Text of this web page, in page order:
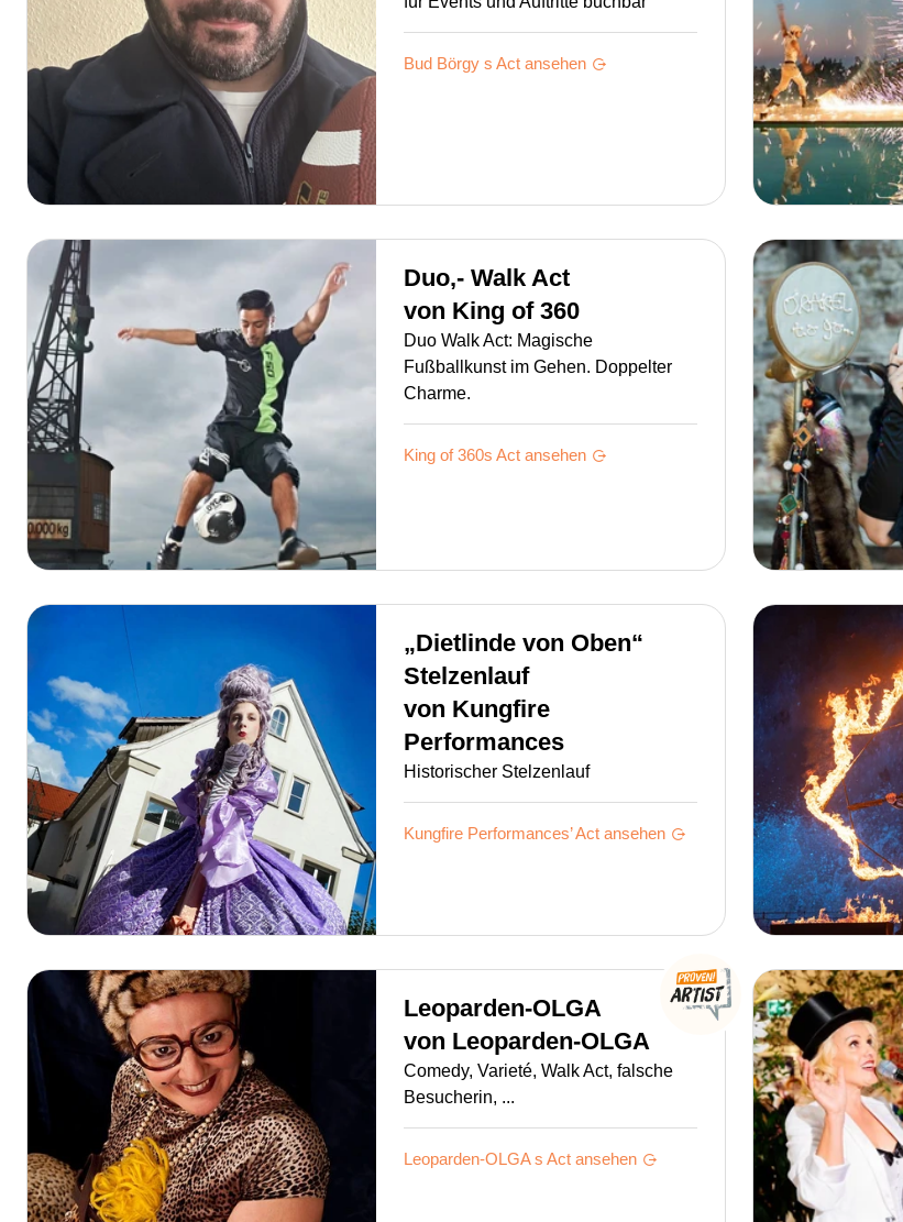
Bud Börgy s Act ansehen
Duo,- Walk Act
von King of 360
Duo Walk Act: Magische
Fußballkunst im Gehen. Doppelter
Charme.
King of 360s Act ansehen
„Dietlinde von Oben“
Stelzenlauf
von Kungfire
Performances
Historischer Stelzenlauf
Kungfire Performances’Act ansehen
Leoparden-OLGA
von Leoparden-OLGA
Comedy, Varieté, Walk Act, falsche
Besucherin, ...
Leoparden-OLGA s Act ansehen